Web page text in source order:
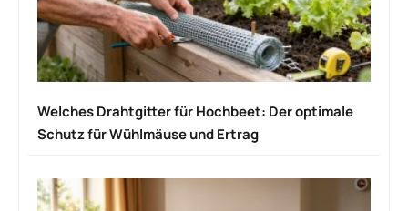
Welches Drahtgitter für Hochbeet: Der optimale
Schutz für Wühlmäuse und Ertrag